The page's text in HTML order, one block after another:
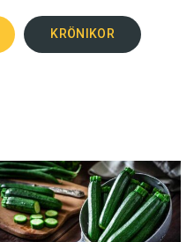
KRÖNIKOR